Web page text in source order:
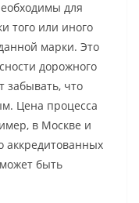
для
того или иного
марки. Это
дорожного
забывать, что
Цена процесса
в Москве и
аккредитованных
быть